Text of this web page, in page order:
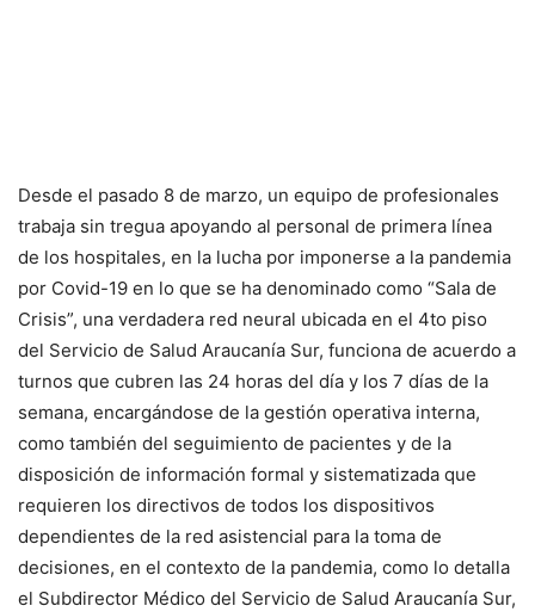
Desde el pasado 8 de marzo, un equipo de profesionales
trabaja sin tregua apoyando al personal de primera línea
de los hospitales, en la lucha por imponerse a la pandemia
por Covid-19 en lo que se ha denominado como “Sala de
Crisis”, una verdadera red neural ubicada en el 4to piso
del Servicio de Salud Araucanía Sur, funciona de acuerdo a
turnos que cubren las 24 horas del día y los 7 días de la
semana, encargándose de la gestión operativa interna,
como también del seguimiento de pacientes y de la
disposición de información formal y sistematizada que
requieren los directivos de todos los dispositivos
dependientes de la red asistencial para la toma de
decisiones, en el contexto de la pandemia, como lo detalla
el Subdirector Médico del Servicio de Salud Araucanía Sur,